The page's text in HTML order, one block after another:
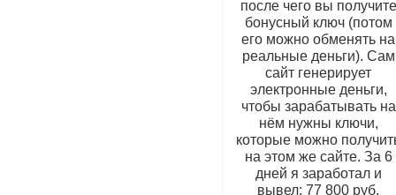
после чего вы получите
бонусный ключ (потом
его можно обменять на
реальные деньги). Сам
сайт генерирует
электронные деньги,
чтобы зарабатывать на
нём нужны ключи,
которые можно
на этом же сайте. За 6
дней я заработал и
вывел: 77 800 руб.